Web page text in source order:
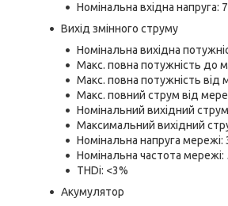
Номінальна вхідна напруга:
Вихід змінного струму
Номінальна вихідна
Макс. повна потужність до
Макс. повна потужність від
Макс. повний струм від
Номінальний вихідний
Максимальний вихідний
Номінальна напруга мережі:
Номінальна частота мережі:
THDi: <3%
Акумулятор